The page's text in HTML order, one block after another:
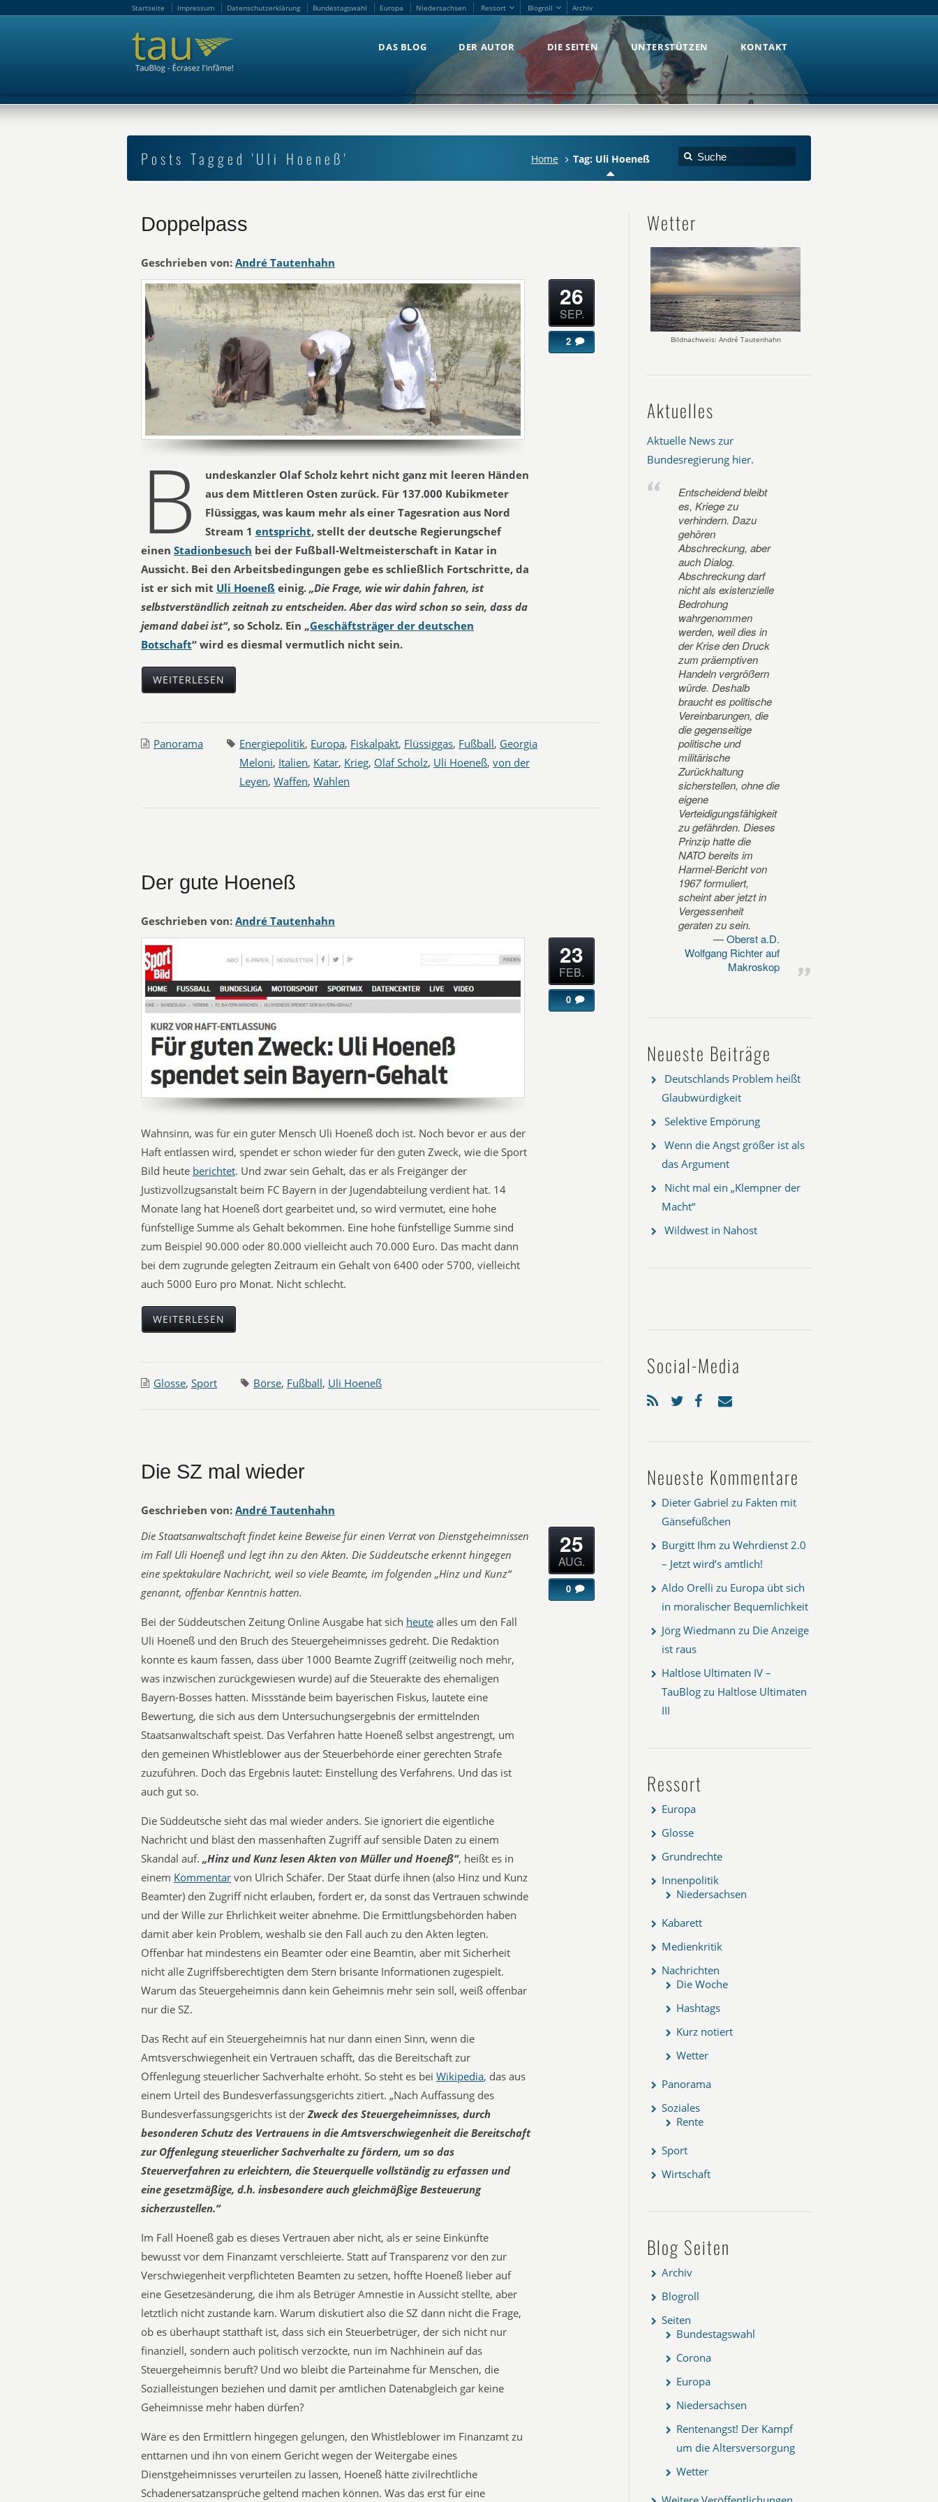
Startseite Impressum Datenschutzerklärung Bundestagswahl Europa Niedersachsen Ressort Blogroll Archiv
DAS BLOG DER AUTOR DIE SEITEN UNTERSTÜTZEN KONTAKT
Posts Tagged 'Uli Hoeneß' Home Tag: Uli Hoeneß
Doppelpass
Geschrieben von: André Tautenhahn
B
undeskanzler Olaf Scholz kehrt nicht ganz mit leeren Händen
aus dem Mittleren Osten zurück. Für 137.000 Kubikmeter
Flüssiggas, was kaum mehr als einer Tagesration aus Nord
Stream 1 entspricht, stellt der deutsche Regierungschef
einen Stadionbesuch bei der Fußball-Weltmeisterschaft in Katar in
Aussicht. Bei den Arbeitsbedingungen gebe es schließlich Fortschritte, da
ist er sich mit Uli Hoeneß einig. „Die Frage, wie wir dahin fahren, ist
selbstverständlich zeitnah zu entscheiden. Aber das wird schon so sein, dass da
jemand dabei ist“, so Scholz. Ein „Geschäftsträger der deutschen
Botschaft“ wird es diesmal vermutlich nicht sein.
WEITERLESEN
26
SEP.
2
Panorama Energiepolitik, Europa, Fiskalpakt, Flüssiggas, Fußball, Georgia
Meloni, Italien, Katar, Krieg, Olaf Scholz, Uli Hoeneß, von der
Leyen, Waffen, Wahlen
Der gute Hoeneß
Geschrieben von: André Tautenhahn
Wahnsinn, was für ein guter Mensch Uli Hoeneß doch ist. Noch bevor er aus der
Haft entlassen wird, spendet er schon wieder für den guten Zweck, wie die Sport
Bild heute berichtet. Und zwar sein Gehalt, das er als Freigänger der
Justizvollzugsanstalt beim FC Bayern in der Jugendabteilung verdient hat. 14
Monate lang hat Hoeneß dort gearbeitet und, so wird vermutet, eine hohe
fünfstellige Summe als Gehalt bekommen. Eine hohe fünfstellige Summe sind
zum Beispiel 90.000 oder 80.000 vielleicht auch 70.000 Euro. Das macht dann
bei dem zugrunde gelegten Zeitraum ein Gehalt von 6400 oder 5700, vielleicht
auch 5000 Euro pro Monat. Nicht schlecht.
WEITERLESEN
23
FEB.
0
Glosse, Sport Börse, Fußball, Uli Hoeneß
Die SZ mal wieder
Geschrieben von: André Tautenhahn
Die Staatsanwaltschaft findet keine Beweise für einen Verrat von Dienstgeheimnissen
im Fall Uli Hoeneß und legt ihn zu den Akten. Die Süddeutsche erkennt hingegen
eine spektakuläre Nachricht, weil so viele Beamte, im folgenden „Hinz und Kunz“
genannt, offenbar Kenntnis hatten.
Bei der Süddeutschen Zeitung Online Ausgabe hat sich heute alles um den Fall
Uli Hoeneß und den Bruch des Steuergeheimnisses gedreht. Die Redaktion
konnte es kaum fassen, dass über 1000 Beamte Zugriff (zeitweilig noch mehr,
was inzwischen zurückgewiesen wurde) auf die Steuerakte des ehemaligen
Bayern-Bosses hatten. Missstände beim bayerischen Fiskus, lautete eine
Bewertung, die sich aus dem Untersuchungsergebnis der ermittelnden
Staatsanwaltschaft speist. Das Verfahren hatte Hoeneß selbst angestrengt, um
den gemeinen Whistleblower aus der Steuerbehörde einer gerechten Strafe
zuzuführen. Doch das Ergebnis lautet: Einstellung des Verfahrens. Und das ist
auch gut so.
Die Süddeutsche sieht das mal wieder anders. Sie ignoriert die eigentliche
Nachricht und bläst den massenhaften Zugriff auf sensible Daten zu einem
Skandal auf. „Hinz und Kunz lesen Akten von Müller und Hoeneß“, heißt es in
einem Kommentar von Ulrich Schäfer. Der Staat dürfe ihnen (also Hinz und Kunz
Beamter) den Zugriff nicht erlauben, fordert er, da sonst das Vertrauen schwinde
und der Wille zur Ehrlichkeit weiter abnehme. Die Ermittlungsbehörden haben
damit aber kein Problem, weshalb sie den Fall auch zu den Akten legten.
Offenbar hat mindestens ein Beamter oder eine Beamtin, aber mit Sicherheit
nicht alle Zugriffsberechtigten dem Stern brisante Informationen zugespielt.
Warum das Steuergeheimnis dann kein Geheimnis mehr sein soll, weiß offenbar
nur die SZ.
Das Recht auf ein Steuergeheimnis hat nur dann einen Sinn, wenn die
Amtsverschwiegenheit ein Vertrauen schafft, das die Bereitschaft zur
Offenlegung steuerlicher Sachverhalte erhöht. So steht es bei Wikipedia, das aus
einem Urteil des Bundesverfassungsgerichts zitiert. „Nach Auffassung des
Bundesverfassungsgerichts ist derZweck des Steuergeheimnisses, durch
besonderen Schutz des Vertrauens in die Amtsverschwiegenheit die Bereitschaft
zur Offenlegung steuerlicher Sachverhalte zu fördern, um so das
Steuerverfahren zu erleichtern, die Steuerquelle vollständig zu erfassen und
eine gesetzmäßige, d.h. insbesondere auch gleichmäßige Besteuerung
sicherzustellen.“
Im Fall Hoeneß gab es dieses Vertrauen aber nicht, als er seine Einkünfte
bewusst vor dem Finanzamt verschleierte. Statt auf Transparenz vor den zur
Verschwiegenheit verpflichteten Beamten zu setzen, hoffte Hoeneß lieber auf
eine Gesetzesänderung, die ihm als Betrüger Amnestie in Aussicht stellte, aber
letztlich nicht zustande kam. Warum diskutiert also die SZ dann nicht die Frage,
ob es überhaupt statthaft ist, dass sich ein Steuerbetrüger, der sich nicht nur
finanziell, sondern auch politisch verzockte, nun im Nachhinein auf das
Steuergeheimnis beruft? Und wo bleibt die Parteinahme für Menschen, die
Sozialleistungen beziehen und damit per amtlichen Datenabgleich gar keine
Geheimnisse mehr haben dürfen?
Wäre es den Ermittlern hingegen gelungen, den Whistleblower im Finanzamt zu
enttarnen und ihn von einem Gericht wegen der Weitergabe eines
Dienstgeheimnisses verurteilen zu lassen, Hoeneß hätte zivilrechtliche
Schadenersatzansprüche geltend machen können. Was das erst für eine
25
AUG.
0
Wetter
Bildnachweis: André Tautenhahn
Aktuelles
Aktuelle News zur
Bundesregierung hier.
Entscheidend bleibt
es, Kriege zu
verhindern. Dazu
gehören
Abschreckung, aber
auch Dialog.
Abschreckung darf
nicht als existenzielle
Bedrohung
wahrgenommen
werden, weil dies in
der Krise den Druck
zum präemptiven
Handeln vergrößern
würde. Deshalb
braucht es politische
Vereinbarungen, die
die gegenseitige
politische und
militärische
Zurückhaltung
sicherstellen, ohne die
eigene
Verteidigungsfähigkeit
zu gefährden. Dieses
Prinzip hatte die
NATO bereits im
Harmel-Bericht von
1967 formuliert,
scheint aber jetzt in
Vergessenheit
geraten zu sein.
Oberst a.D.
Wolfgang Richter auf
Makroskop
Neueste Beiträge
Deutschlands Problem heißt
Glaubwürdigkeit
Selektive Empörung
Wenn die Angst größer ist als
das Argument
Nicht mal ein „Klempner der
Macht“
Wildwest in Nahost
Social-Media
Neueste Kommentare
Dieter Gabriel zu Fakten mit
Gänsefüßchen
Burgitt Ihm zu Wehrdienst 2.0
– Jetzt wird’s amtlich!
Aldo Orelli zu Europa übt sich
in moralischer Bequemlichkeit
Jörg Wiedmann zu Die Anzeige
ist raus
Haltlose Ultimaten IV –
TauBlog zu Haltlose Ultimaten
III
Ressort
Europa
Glosse
Grundrechte
Innenpolitik
Niedersachsen
Kabarett
Medienkritik
Nachrichten
Die Woche
Hashtags
Kurz notiert
Wetter
Panorama
Soziales
Rente
Sport
Wirtschaft
Blog Seiten
Archiv
Blogroll
Seiten
Bundestagswahl
Corona
Europa
Niedersachsen
Rentenangst! Der Kampf
um die Altersversorgung
Wetter
Startseite Impressum Datenschutzerklärung Bundestagswahl Europa Niedersachsen Ressort Blogroll Archiv
DAS BLOG DER AUTOR DIE SEITEN UNTERSTÜTZEN KONTAKT